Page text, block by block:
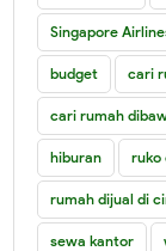
Singapore
budget cari
cari rumah
hiburan ruko
rumah dijual di
sewa kantor